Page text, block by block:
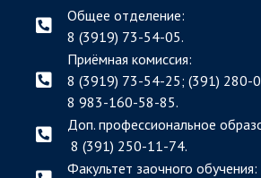
Общее отделение:
8 (3919) 73-54-05.
Приёмная комиссия:
8 (3919) 73-54-25; (391) 280-
8 983-160-58-85.
Доп. профессиональное
8 (391) 250-11-74.
Факультет заочного обучения: